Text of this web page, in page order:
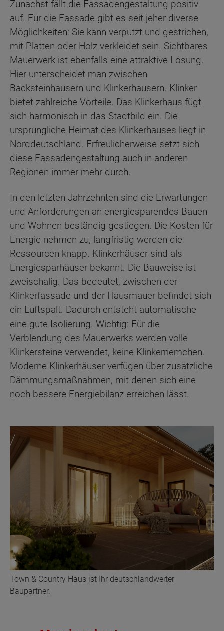
Zunächst fällt die Fassadengestaltung positiv
auf. Für die Fassade gibt es seit jeher diverse
Möglichkeiten: Sie kann verputzt und gestrichen,
mit Platten oder Holz verkleidet sein. Sichtbares
Mauerwerk ist ebenfalls eine attraktive Lösung.
Hier unterscheidet man zwischen
Backsteinhäusern und Klinkerhäusern. Klinker
bietet zahlreiche Vorteile. Das Klinkerhaus fügt
sich harmonisch in das Stadtbild ein. Die
ursprüngliche Heimat des Klinkerhauses liegt in
Norddeutschland. Erfreulicherweise setzt sich
diese Fassadengestaltung auch in anderen
Regionen immer mehr durch.
In den letzten Jahrzehnten sind die Erwartungen
und Anforderungen an energiesparendes Bauen
und Wohnen beständig gestiegen. Die Kosten für
Energie nehmen zu, langfristig werden die
Ressourcen knapp. Klinkerhäuser sind als
Energiesparhäuser bekannt. Die Bauweise ist
zweischalig. Das bedeutet, zwischen der
Klinkerfassade und der Hausmauer befindet sich
ein Luftspalt. Dadurch entsteht automatische
eine gute Isolierung. Wichtig: Für die
Verblendung des Mauerwerks werden volle
Klinkersteine verwendet, keine Klinkerriemchen.
Moderne Klinkerhäuser verfügen über zusätzliche
Dämmungsmaßnahmen, mit denen sich eine
noch bessere Energiebilanz erreichen lässt.
Town & Country Haus ist Ihr deutschlandweiter
Baupartner.